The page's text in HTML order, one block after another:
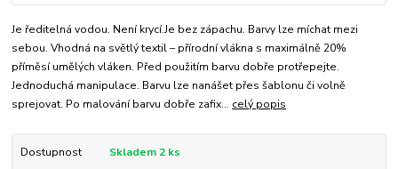
Je ředitelná vodou. Není krycí.Je bez zápachu. Barvy lze míchat mezi
sebou. Vhodná na světlý textil – přírodní vlákna s maximálně 20%
příměsí umělých vláken. Před použitím barvu dobře protřepejte.
Jednoduchá manipulace. Barvu lze nanášet přes šablonu či volně
sprejovat. Po malování barvu dobře zafix... celý popis
Dostupnost
Skladem 2 ks